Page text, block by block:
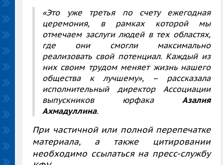
«Это уже третья по счету ежегодная
церемония, в рамках которой мы
отмечаем заслуги людей в тех областях,
где они смогли максимально
реализовать свой потенциал. Каждый из
них своим трудом меняет жизнь нашего
общества к лучшему»,
– рассказала
исполнительный директор Ассоциации
выпускников юрфака Азалия
Ахмадуллина.
При частичной или полной перепечатке
материала, а также цитировании
необходимо ссылаться на пресс-службу